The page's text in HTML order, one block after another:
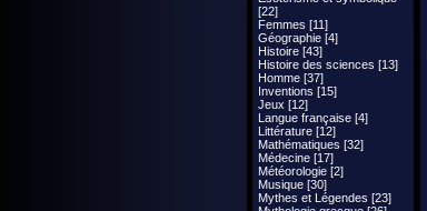
[22]
Femmes [11]
Géographie [4]
Histoire [43]
Histoire des sciences [13]
Homme [37]
Inventions [15]
Jeux [12]
Langue française [4]
Littérature [12]
Mathématiques [32]
Médecine [17]
Météorologie [2]
Musique [30]
Mythes et Légendes [23]